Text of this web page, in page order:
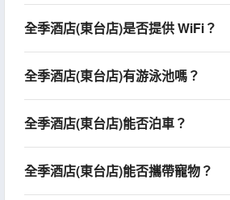
全季酒店(東台店)是否提供 WiFi？
全季酒店(東台店)有游泳池嗎？
全季酒店(東台店)能否泊車？
全季酒店(東台店)能否攜帶寵物？